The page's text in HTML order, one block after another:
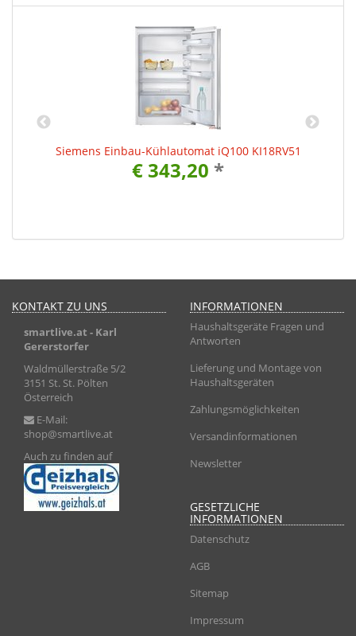
Siemens Einbau-Kühlautomat iQ100 KI18RV51
€ 343,20 *
KONTAKT ZU UNS
smartlive.at - Karl
Gererstorfer
Waldmüllerstraße 5/2
3151 St. St. Pölten
Österreich
E-Mail:
shop@smartlive.at
Auch zu finden auf
INFORMATIONEN
Haushaltsgeräte Fragen und
Antworten
Lieferung und Montage von
Haushaltsgeräten
Zahlungsmöglichkeiten
Versandinformationen
Newsletter
GESETZLICHE
INFORMATIONEN
Datenschutz
AGB
Sitemap
Impressum